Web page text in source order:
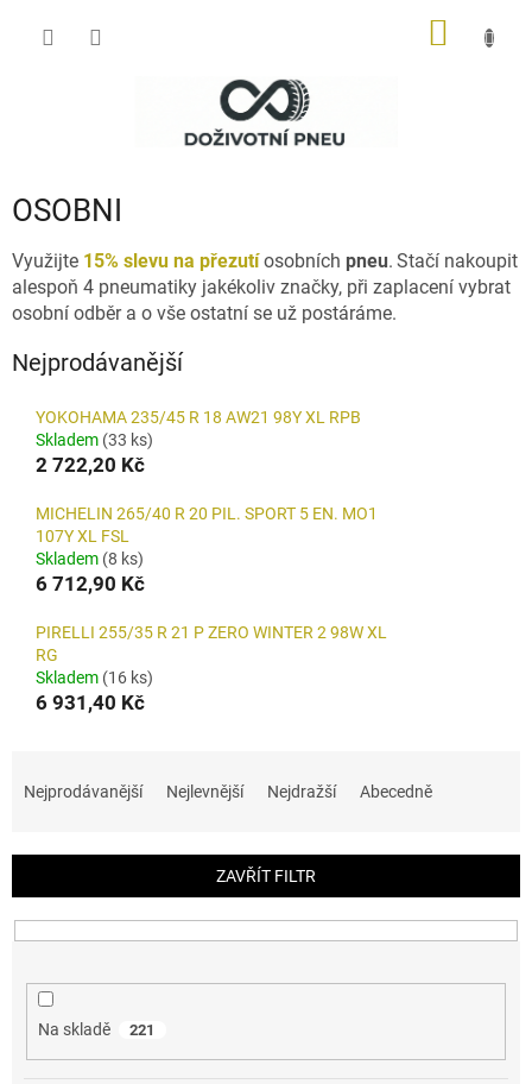
OSOBNI
Využijte 15% slevu na přezutí osobních pneu. Stačí nakoupit
alespoň 4 pneumatiky jakékoliv značky, při zaplacení vybrat
osobní odběr a o vše ostatní se už postáráme.
Nejprodávanější
YOKOHAMA 235/45 R 18 AW21 98Y XL RPB
Skladem (33 ks)
2 722,20 Kč
MICHELIN 265/40 R 20 PIL. SPORT 5 EN. MO1
107Y XL FSL
Skladem (8 ks)
6 712,90 Kč
PIRELLI 255/35 R 21 P ZERO WINTER 2 98W XL
RG
Skladem (16 ks)
6 931,40 Kč
í
p
r
Nejprodávanější Nejlevnější Nejdražší Abecedně
ZAVŘÍT FILTR
Na skladě 221